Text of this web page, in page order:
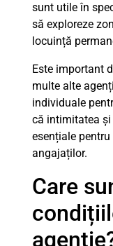
sunt utile în
să exploreze
locuință
Este important
multe alte
individuale
că intimitatea
esențiale
angajaților.
Care